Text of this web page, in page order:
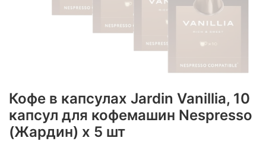
Кофе в капсулах Jardin Vanillia, 10
капсул для кофемашин Nespresso
(Жардин) х 5 шт